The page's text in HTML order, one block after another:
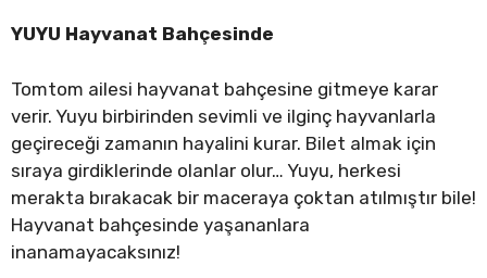
YUYU Hayvanat Bahçesinde
Tomtom ailesi hayvanat bahçesine gitmeye karar
verir. Yuyu birbirinden sevimli ve ilginç hayvanlarla
geçireceği zamanın hayalini kurar. Bilet almak için
sıraya girdiklerinde olanlar olur… Yuyu, herkesi
merakta bırakacak bir maceraya çoktan atılmıştır bile!
Hayvanat bahçesinde yaşananlara
inanamayacaksınız!